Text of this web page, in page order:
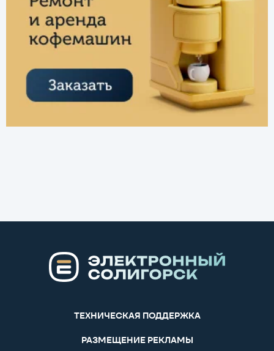
ТЕХНИЧЕСКАЯ ПОДДЕРЖКА
РАЗМЕЩЕНИЕ РЕКЛАМЫ